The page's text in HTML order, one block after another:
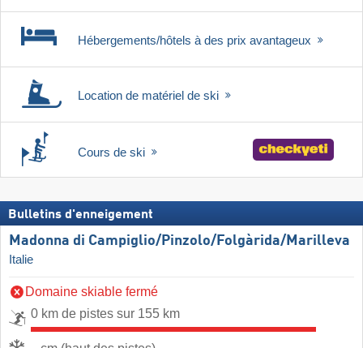
Hébergements/hôtels à des prix avantageux
Location de matériel de ski
Cours de ski
Bulletins d'enneigement
Madonna di Campiglio/​Pinzolo/​Folgàrida/​Marilleva
Italie
Domaine skiable fermé
0 km de pistes sur 155 km